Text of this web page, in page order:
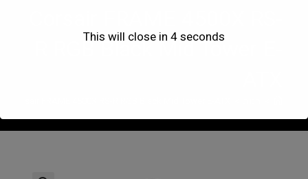
R RGB Black Mid Tower E-
This will close in 3seconds